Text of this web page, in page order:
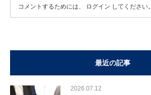
コメントするためには、 ログイン してください。
最近の記事
2026.07.12